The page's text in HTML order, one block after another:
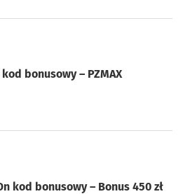
kod bonusowy – PZMAX
kod bonusowy – Bonus 450 zł